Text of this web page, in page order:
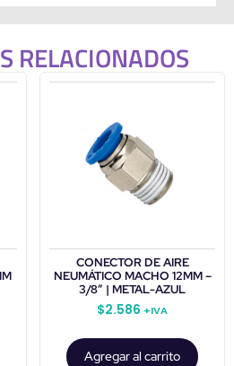
RELACIONADOS
CONECTOR DE AIRE
NEUMÁTICO MACHO 12MM –
3/8″ | METAL-AZUL
$2.586 +IVA
Agregar al carrito